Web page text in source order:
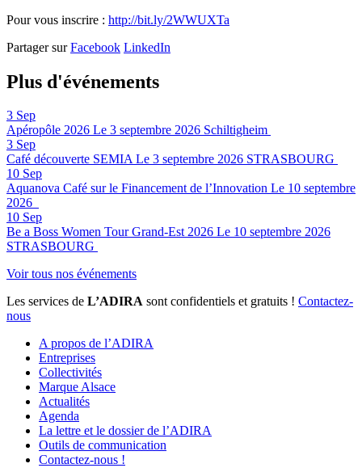
Pour vous inscrire : http://bit.ly/2WWUXTa
Partager sur Facebook LinkedIn
Plus d'événements
3 Sep
Apéropôle 2026 Le 3 septembre 2026 Schiltigheim
3 Sep
Café découverte SEMIALe 3 septembre 2026 STRASBOURG
10 Sep
Aquanova Café sur le Financement de l’Innovation Le 10 septembre
2026
10 Sep
Be a Boss Women Tour Grand-Est 2026 Le 10 septembre 2026
STRASBOURG
Voir tous nos événements
Les services de L’ADIRA sont confidentiels et gratuits ! Contactez-
nous
A propos de l’ADIRA
Entreprises
Collectivités
Marque Alsace
Actualités
Agenda
La lettre et le dossier de l’ADIRA
Outils de communication
Contactez-nous !